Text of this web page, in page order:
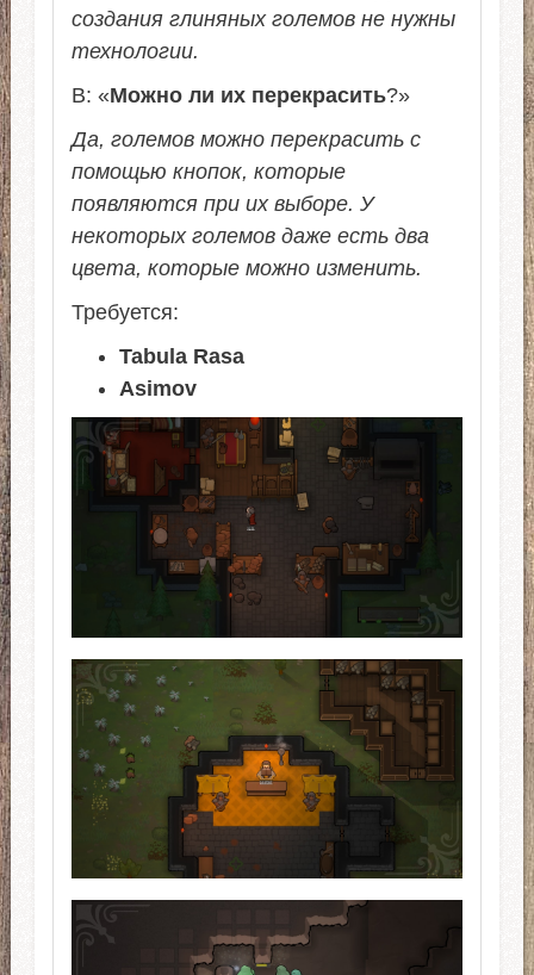
создания глиняных големов не нужны
технологии.
В: «Можно ли их перекрасить?»
Да, големов можно перекрасить с
помощью кнопок, которые
появляются при их выборе. У
некоторых големов даже есть два
цвета, которые можно изменить.
Требуется:
Tabula Rasa
Asimov